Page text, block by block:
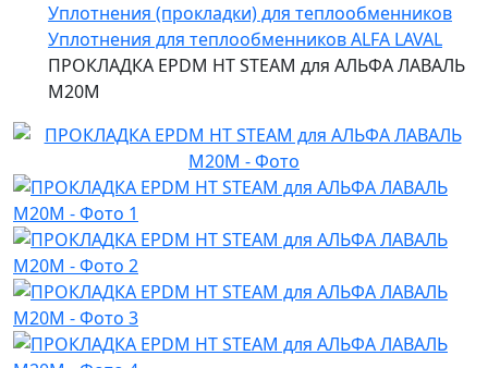
Уплотнения (прокладки) для теплообменников
Уплотнения для теплообменников ALFA LAVAL
ПРОКЛАДКА EPDM HT STEAM для АЛЬФА ЛАВАЛЬ
M20M